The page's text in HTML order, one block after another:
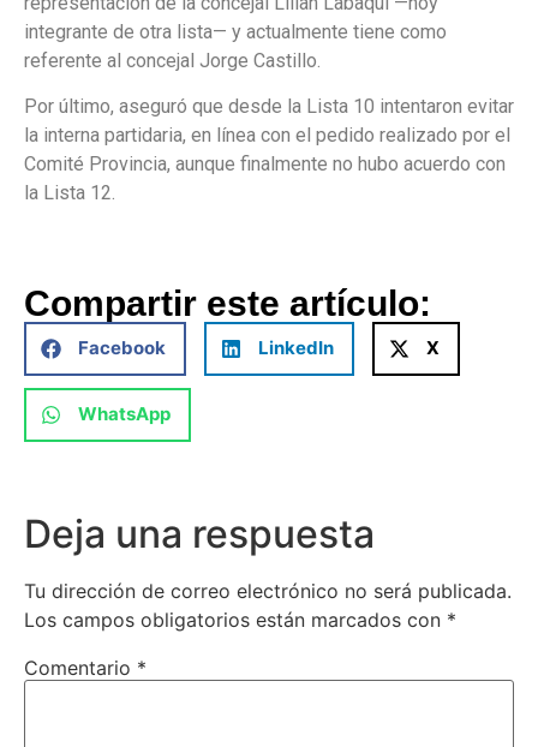
integrante de otra lista— y actualmente tiene como
referente al concejal Jorge Castillo.
Por último, aseguró que desde la Lista 10 intentaron evitar
la interna partidaria, en línea con el pedido realizado por el
Comité Provincia, aunque finalmente no hubo acuerdo con
la Lista 12.
Compartir este artículo:
Facebook LinkedIn X
WhatsApp
Deja una respuesta
Tu dirección de correo electrónico no será publicada.
Los campos obligatorios están marcados con *
Comentario *